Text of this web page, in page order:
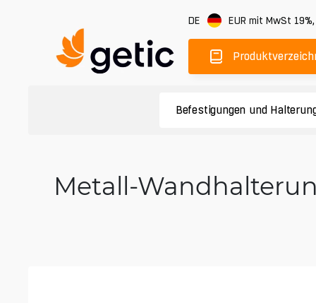
DE EUR mit MwSt 19%
Befestigungen und
Metall-